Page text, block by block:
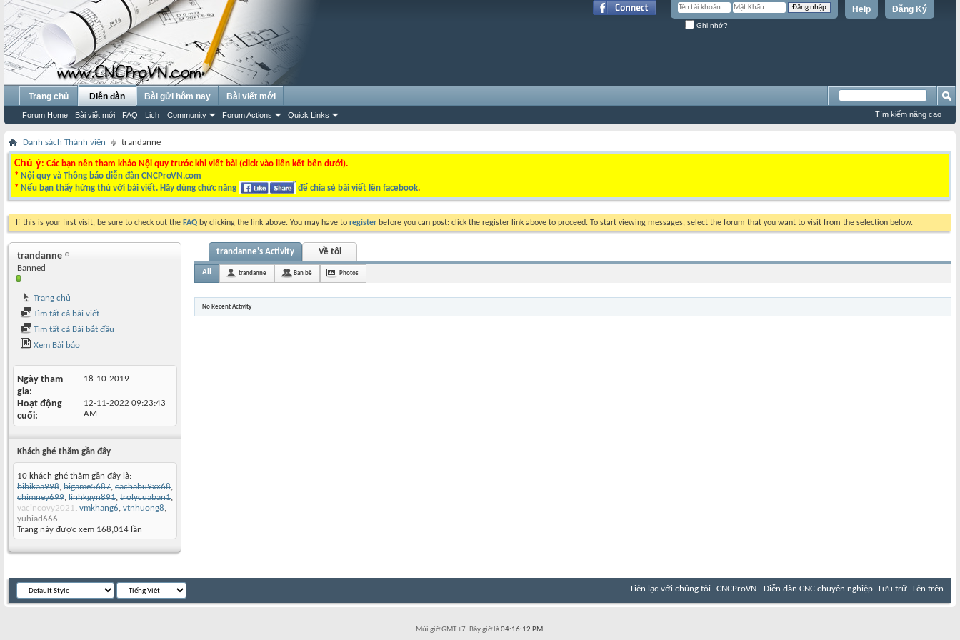
Đăng Ký
Help
Ghi nhớ?
Trang chủ Diễn đàn
Forum Home Bài viết mới FAQ Lịch Community Forum Actions Quick Links
Bài gửi hôm nay Bài viết mới
Tìm kiếm nâng cao
Danh sách Thành viên trandanne
Chú ý: Các bạn nên tham khảo Nội quy trước khi viết bài (click vào liên kết bên dưới).
* Nội quy và Thông báo diễn đàn CNCProVN.com
* Nếu bạn thấy hứng thú với bài viết. Hãy dùng chức năng để chia sẻ bài viết lên facebook.
If this is your first visit, be sure to check out the FAQ by clicking the link above. You may have to register before you can post: click the register link above to proceed. To start viewing messages, select the forum that you want to visit from the selection below.
trandanne
Banned
Trang chủ
Tìm tất cả bài viết
Tìm tất cả Bài bắt đầu
Xem Bài báo
Ngày tham
gia
18-10-2019
Hoạt động
cuối
12-11-2022 09:23:43
AM
Khách ghé thăm gần đây
10 khách ghé thăm gần đây là:
bibikaa998, bigame5687, cachabu9xx68,
chimney699, linhkgyn891, trolycuaban1,
vacincovy2021, vmkhang6, vtnhuong8,
yuhiad666
Trang này được xem 168,014 lần
trandanne's Activity Về tôi
All trandanne Bạn bè Photos
No Recent Activity
Liên lạc với chúng tôi CNCProVN - Diễn đàn CNC chuyên nghiệp Lưu trữ Lên trên
Múi giờ GMT +7. Bây giờ là04:16:12 PM.